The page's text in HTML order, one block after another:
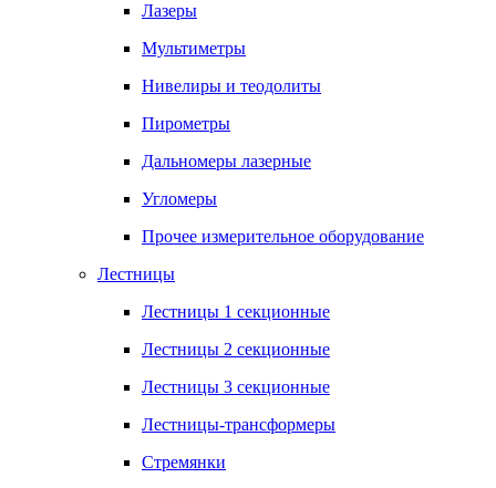
Лазеры
Мультиметры
Нивелиры и теодолиты
Пирометры
Дальномеры лазерные
Угломеры
Прочее измерительное оборудование
Лестницы
Лестницы 1 секционные
Лестницы 2 секционные
Лестницы 3 секционные
Лестницы-трансформеры
Стремянки